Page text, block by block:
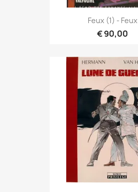
Feux (1) - Feux
€ 90,00